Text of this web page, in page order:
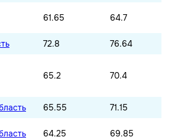
61.65 64.7
72.8 76.64
65.2 70.4
65.55 71.15
64.25 69.85